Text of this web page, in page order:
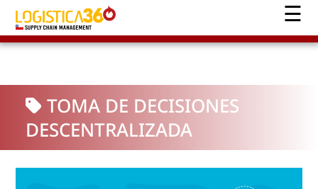
TOMA DE DECISIONES
DESCENTRALIZADA